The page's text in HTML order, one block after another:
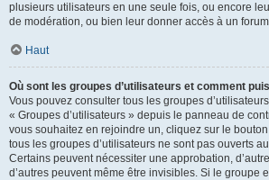
plusieurs utilisateurs en une seule fois, ou encore
de modération, ou bien leur donner accès à un
Haut
Où sont les groupes d’utilisateurs et comment
Vous pouvez consulter tous les groupes
« Groupes d’utilisateurs » depuis le panneau de
vous souhaitez en rejoindre un, cliquez sur le
tous les groupes d’utilisateurs ne sont pas ouverts
Certains peuvent nécessiter une approbation,
d’autres peuvent même être invisibles. Si le groupe